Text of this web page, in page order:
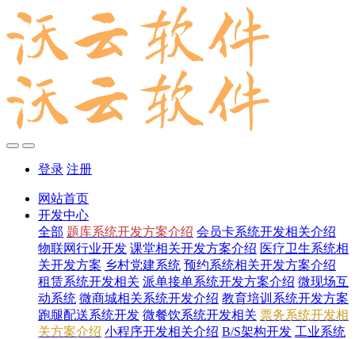
登录 注册
网站首页
开发中心
全部 题库系统开发方案介绍 会员卡系统开发相关介绍
物联网行业开发 课堂相关开发方案介绍 医疗卫生系统相
关开发方案 乡村党建系统 预约系统相关开发方案介绍
租赁系统开发相关 派单接单系统开发方案介绍 微现场互
动系统 微商城相关系统开发介绍 教育培训系统开发方案
跑腿配送系统开发 微餐饮系统开发相关 票务系统开发相
关方案介绍 小程序开发相关介绍 B/S架构开发 工业系统